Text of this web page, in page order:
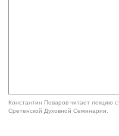
Константин Поваров читает лекцию
Сретенской Духовной Семинарии.